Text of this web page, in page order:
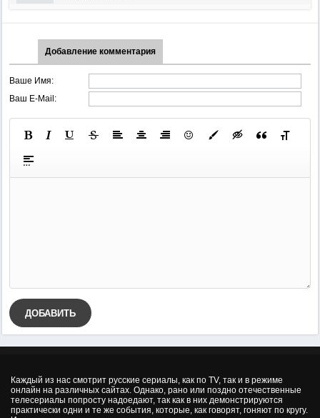
Добавление комментария
Ваше Имя:
Ваш E-Mail:
ДОБАВИТЬ
Каждый из нас смотрит русские сериалы, как по TV, так и в режиме
онлайн на различных сайтах. Однако, рано или поздно отечественные
телесериалы попросту надоедают, так как в них демонстрируются
практически одни и те же события, которые, как говорят, гоняют по кругу.